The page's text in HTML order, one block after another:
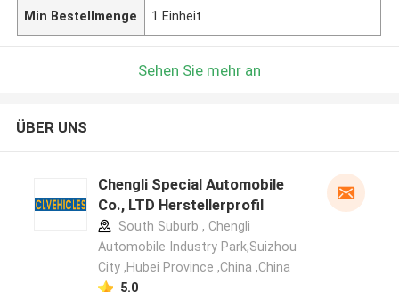
Min Bestellmenge 1 Einheit
Sehen Sie mehr an
ÜBER UNS
Chengli Special Automobile
Co., LTD Herstellerprofil
South Suburb , Chengli
Automobile Industry Park,Suizhou
City ,Hubei Province ,China ,China
5.0